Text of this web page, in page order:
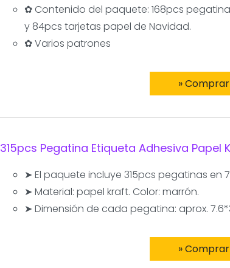
✿ Contenido del paquete: 168pcs
y 84pcs tarjetas papel de Navidad.
✿ Varios patrones
» Comprar
315pcs Pegatina Etiqueta Adhesiva Papel
➤ El paquete incluye 315pcs pegatinas en
➤ Material: papel kraft. Color: marrón.
➤ Dimensión de cada pegatina: aprox.
» Comprar